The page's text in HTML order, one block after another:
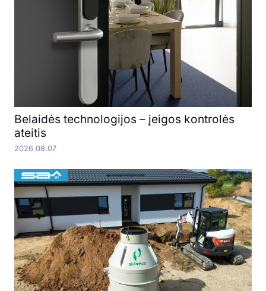
Belaidės technologijos – įeigos kontrolės
ateitis
2026.08.07